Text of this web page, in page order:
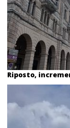
Riposto,